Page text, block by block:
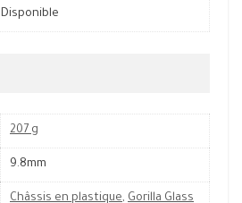
Disponible
207 g
9.8mm
Châssis en plastique, Gorilla Glass